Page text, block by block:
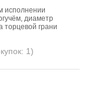
исполнении
диаметр
торцевой грани
1)